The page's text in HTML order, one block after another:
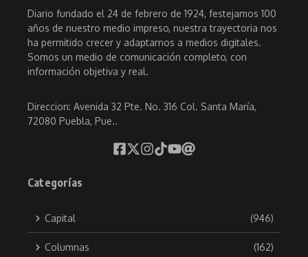
Diario fundado el 24 de febrero de 1924, festejamos 100
años de nuestro medio impreso, nuestra trayectoria nos
ha permitido crecer y adaptarnos a medios digitales.
Somos un medio de comunicación completo, con
información objetiva y real.
Direccion: Avenida 32 Pte. No. 316 Col. Santa María,
72080 Puebla, Pue..
Categorías
Capital (946)
Columnas (162)